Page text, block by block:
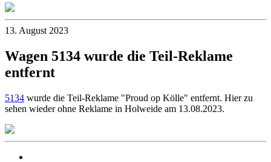
13. August 2023
Wagen 5134 wurde die Teil-Reklame
entfernt
5134 wurde die Teil-Reklame "Proud op Kölle" entfernt. Hier zu
sehen wieder ohne Reklame in Holweide am 13.08.2023.